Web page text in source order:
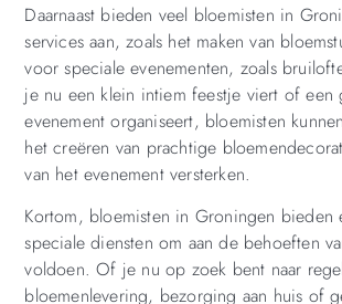
Daarnaast bieden veel bloemisten in
services aan, zoals het maken van
voor speciale evenementen, zoals
je nu een klein intiem feestje viert of een
evenement organiseert, bloemisten
het creëren van prachtige
van het evenement versterken.
Kortom, bloemisten in Groningen bieden
speciale diensten om aan de behoeften
voldoen. Of je nu op zoek bent naar
bloemenlevering, bezorging aan huis of